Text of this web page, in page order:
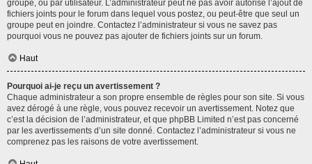
groupe, ou par utilisateur. L’administrateur peut ne pas avoir autorisé l’ajout de
fichiers joints pour le forum dans lequel vous postez, ou peut-être que seul un
groupe peut en joindre. Contactez l’administrateur si vous ne savez pas
pourquoi vous ne pouvez pas ajouter de fichiers joints sur un forum.
Haut
Pourquoi ai-je reçu un avertissement ?
Chaque administrateur a son propre ensemble de règles pour son site. Si vous
avez dérogé à une règle, vous pouvez recevoir un avertissement. Notez que
c’est la décision de l’administrateur, et que phpBB Limited n’est pas concerné
par les avertissements d’un site donné. Contactez l’administrateur si vous ne
comprenez pas les raisons de votre avertissement.